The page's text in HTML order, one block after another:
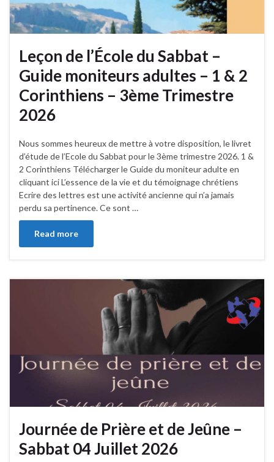
Leçon de l’École du Sabbat –
Guide moniteurs adultes – 1 & 2
Corinthiens – 3ème Trimestre
2026
Nous sommes heureux de mettre à votre disposition, le livret
d’étude de l’Ecole du Sabbat pour le 3ème trimestre 2026. 1 &
2 Corinthiens Télécharger le Guide du moniteur adulte en
cliquant ici L’essence de la vie et du témoignage chrétiens
Ecrire des lettres est une activité ancienne qui n’a jamais
perdu sa pertinence. Ce sont …
Read more
Journée de Prière et de Jeûne –
Sabbat 04 Juillet 2026